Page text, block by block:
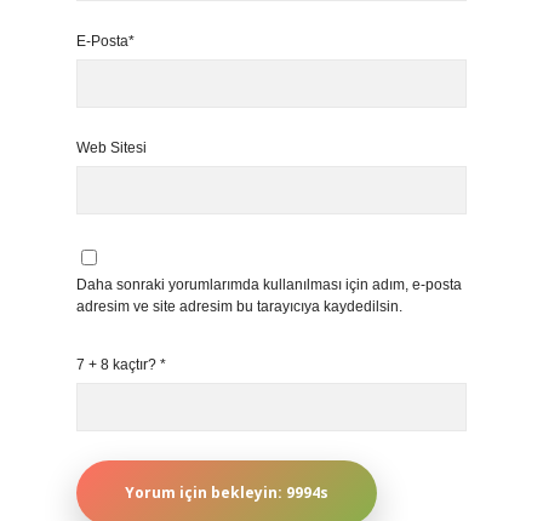
E-Posta*
Web Sitesi
Daha sonraki yorumlarımda kullanılması için adım, e-posta
adresim ve site adresim bu tarayıcıya kaydedilsin.
7 + 8 kaçtır? *